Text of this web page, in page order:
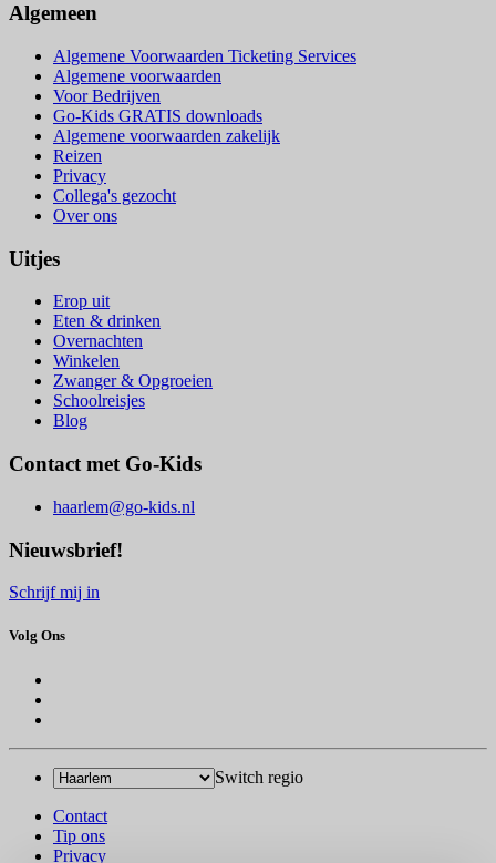
Algemeen
Algemene Voorwaarden Ticketing Services
Algemene voorwaarden
Voor Bedrijven
Go-Kids GRATIS downloads
Algemene voorwaarden zakelijk
Reizen
Privacy
Collega's gezocht
Over ons
Uitjes
Erop uit
Eten & drinken
Overnachten
Winkelen
Zwanger & Opgroeien
Schoolreisjes
Blog
Contact met Go-Kids
haarlem@go-kids.nl
Nieuwsbrief!
Schrijf mij in
Volg Ons
Switch regio
Contact
Tip ons
Privacy